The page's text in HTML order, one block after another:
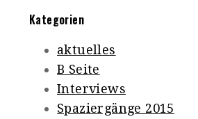
Kategorien
aktuelles
B Seite
Interviews
Spaziergänge 2015